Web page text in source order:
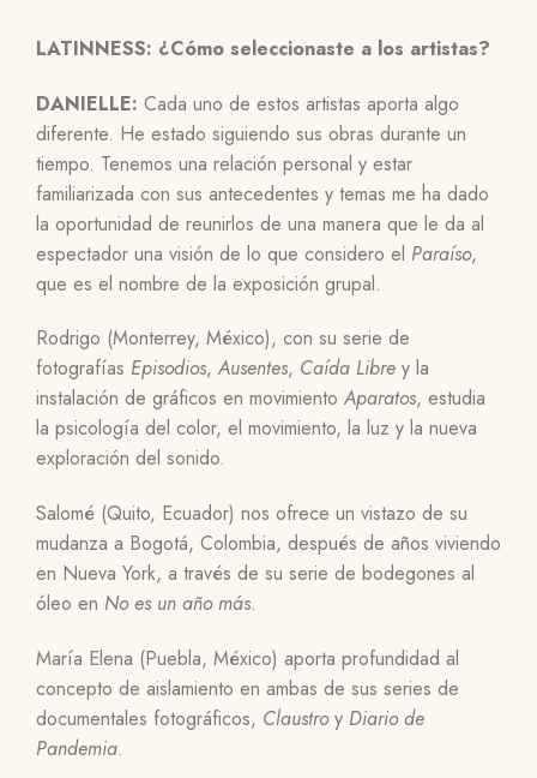
LATINNESS: ¿Cómo seleccionaste a los artistas?
DANIELLE: Cada uno de estos artistas aporta algo
diferente. He estado siguiendo sus obras durante un
tiempo. Tenemos una relación personal y estar
familiarizada con sus antecedentes y temas me ha dado
la oportunidad de reunirlos de una manera que le da al
espectador una visión de lo que considero el Paraíso,
que es el nombre de la exposición grupal.
Rodrigo (Monterrey, México), con su serie de
fotografías Episodios, Ausentes, Caída Libre y la
instalación de gráficos en movimiento Aparatos, estudia
la psicología del color, el movimiento, la luz y la nueva
exploración del sonido.
Salomé (Quito, Ecuador) nos ofrece un vistazo de su
mudanza a Bogotá, Colombia, después de años viviendo
en Nueva York, a través de su serie de bodegones al
óleo en No es un año más.
María Elena (Puebla, México) aporta profundidad al
concepto de aislamiento en ambas de sus series de
documentales fotográficos, Claustroy Diario de
Pandemia.